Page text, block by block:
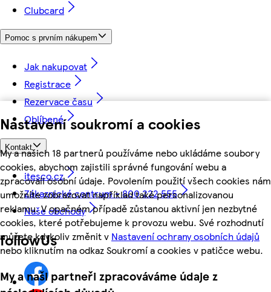
Nastavení soukromí a cookies
My a našich 18 partnerů používáme nebo ukládáme soubory
cookies, abychom zajistili správné fungování webu a
zpracovali osobní údaje. Povolením použití všech cookies nám
umožníte zobrazovat například také personalizovanou
reklamu. V opačném případě zůstanou aktivní jen nezbytné
cookies, které potřebujeme k provozu webu. Své rozhodnutí
můžete kdykoliv změnit v Nastavení ochrany osobních údajů
nebo kliknutím na odkaz Soukromí a cookies v patičce webu.
My a naši partneři zpracováváme údaje z
Clubcard
Pomoc s prvním nákupem
Jak nakupovat
Registrace
Rezervace času
Oblíbené
Kontakt
itesco.cz
Zákaznické centrum - 800 222 555
Naše obchody
followUs